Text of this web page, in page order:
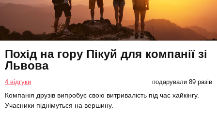
Похід на гору Пікуй для компанії зі
Львова
4 відгуки подарували 89 разів
Компанія друзів випробує свою витривалість під час хайкінгу.
Учасники піднімуться на вершину.